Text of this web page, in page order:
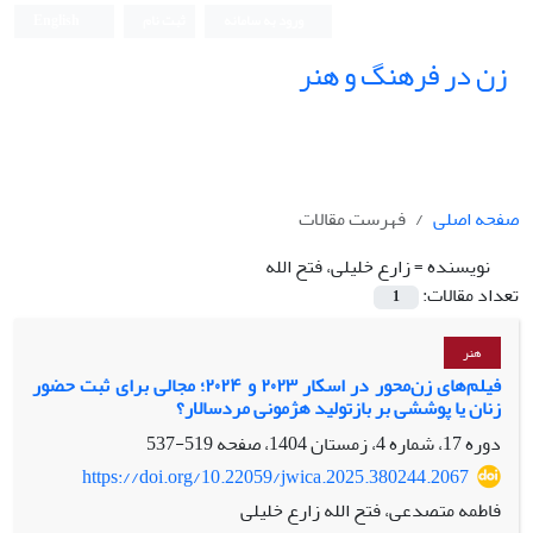
زن در فرهنگ و هنر
صفحه اصلی
فهرست مقالات
نویسنده =زارع خلیلی، فتح الله
تعداد مقالات:
1
هنر
فیلم‌های زن‌محور در اسکار ۲۰۲۳ و ۲۰۲۴؛ مجالی برای ثبت حضور
زنان یا پوششی بر بازتولید هژمونی مردسالار؟
دوره 17، شماره 4، زمستان 1404، صفحه
519-537
https://doi.org/10.22059/jwica.2025.380244.2067
فاطمه متصدعی، فتح الله زارع خلیلی